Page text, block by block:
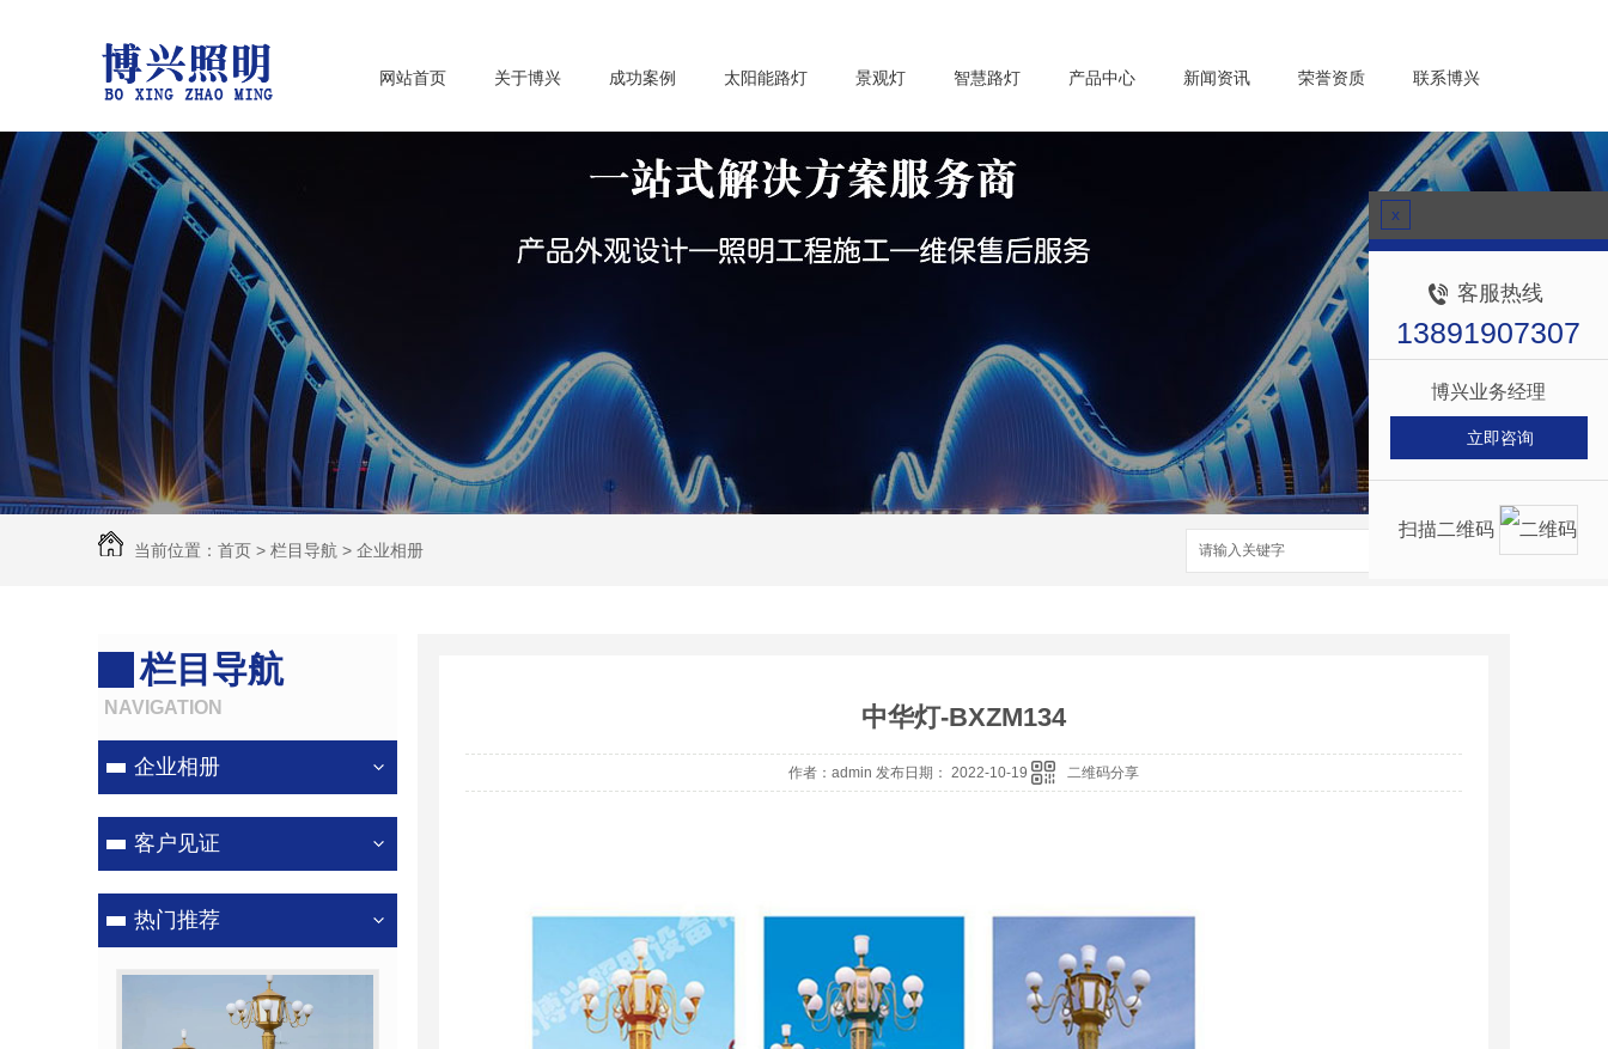
网站首页 关于博兴 成功案例 太阳能路灯 景观灯 智慧路灯 产品中心 新闻资讯 荣誉资质 联系博兴
当前位置： 首页 > 栏目导航 > 企业相册
栏目导航
NAVIGATION
企业相册
客户见证
热门推荐
中华灯-BXZM134
作者：admin 发布日期： 2022-10-19 二维码分享
x
客服热线
13891907307
博兴业务经理
立即咨询
扫描二维码